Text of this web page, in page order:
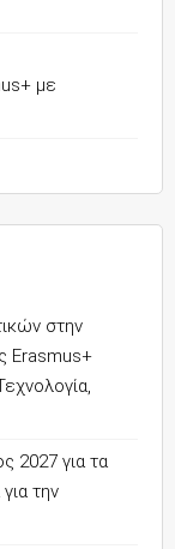
με
στην
Erasmus+
2027 για τα
την